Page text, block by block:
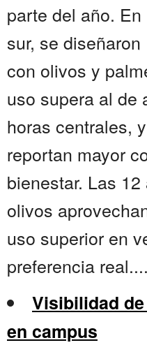
parte del año.
sur, se
con olivos y
uso supera al de
horas centrales,
reportan mayor
bienestar. Las
olivos
uso superior en
preferencia real....
Visibilidad
en campus